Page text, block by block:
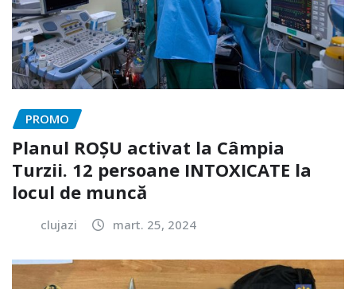
PROMO
Planul ROȘU activat la Câmpia
Turzii. 12 persoane INTOXICATE la
locul de muncă
clujazi mart. 25, 2024